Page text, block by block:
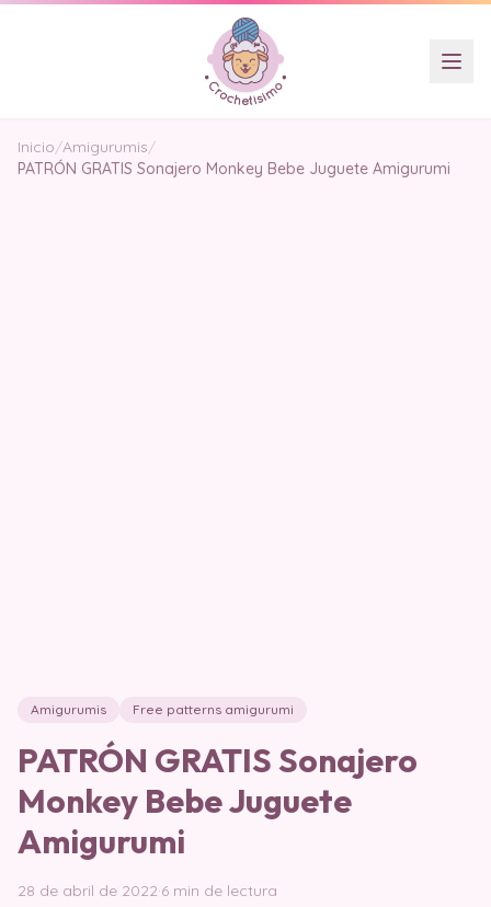
Inicio/Amigurumis/
PATRÓN GRATIS Sonajero Monkey Bebe Juguete Amigurumi
Amigurumis Free patterns amigurumi
PATRÓN GRATIS Sonajero
Monkey Bebe Juguete
Amigurumi
28 de abril de 2022·6 min de lectura